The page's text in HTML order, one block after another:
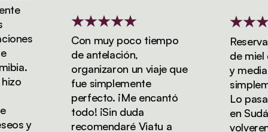
y
Con muy poco tiempo
de antelación,
organizaron un viaje que
fue simplemente
perfecto. ¡Me encantó
todo! ¡Sin duda
recomendaré Viatu a
de miel
y media
Lo
en